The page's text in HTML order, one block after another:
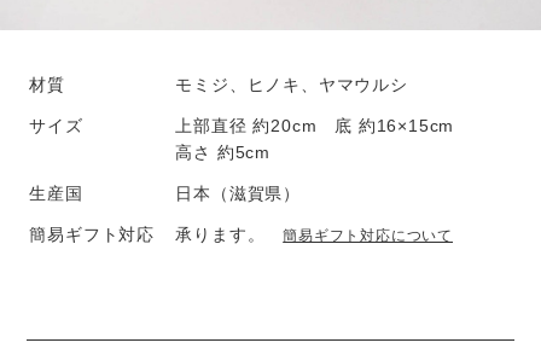
材質 モミジ、ヒノキ、ヤマウルシ
サイズ
上部直径 約20cm 底 約16×15cm
高さ 約5cm
生産国 日本（滋賀県）
簡易ギフト対応 承ります。簡易ギフト対応について